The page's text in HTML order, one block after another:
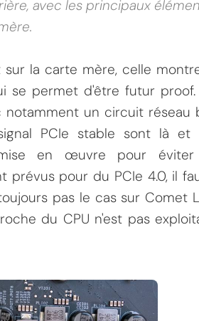
avec les principaux
la carte mère, celle
se permet d'être futur proof.
un circuit réseau
PCIe stable sont là et
en œuvre pour
prévus pour du PCIe 4.0, il
pas le cas sur Comet
du CPU n'est pas